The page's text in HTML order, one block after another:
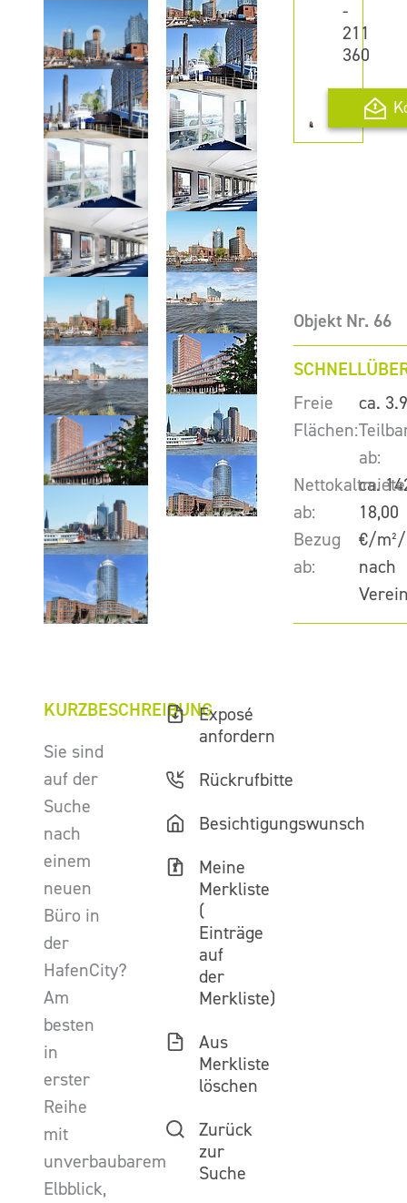
-
211
360
Objekt Nr. 66
Freie
Flächen:
ca.
ab:
ca.
Nettokaltmiete
ab:
18,00
€/
Bezug
ab:
nach
KURZBESCHREIBUNG
Sie sind
auf der
Suche
nach
einem
neuen
Büro in
der
HafenCity?
Am
besten
in
erster
Reihe
mit
unverbaubarem
Elbblick,
Exposé
anfordern
Rückrufbitte
Besichtigungswunsch
Meine
Merkliste
(
Einträge
auf
der
Merkliste)
Aus
Merkliste
löschen
Zurück
zur
Suche